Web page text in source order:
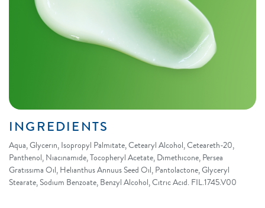
INGREDIENTS
Aqua, Glycerin, Isopropyl Palmitate, Cetearyl Alcohol, Ceteareth-20,
Panthenol, Niacinamide, Tocopheryl Acetate, Dimethicone, Persea
Gratissima Oil, Helianthus Annuus Seed Oil, Pantolactone, Glyceryl
Stearate, Sodium Benzoate, Benzyl Alcohol, Citric Acid. FIL.1745.V00